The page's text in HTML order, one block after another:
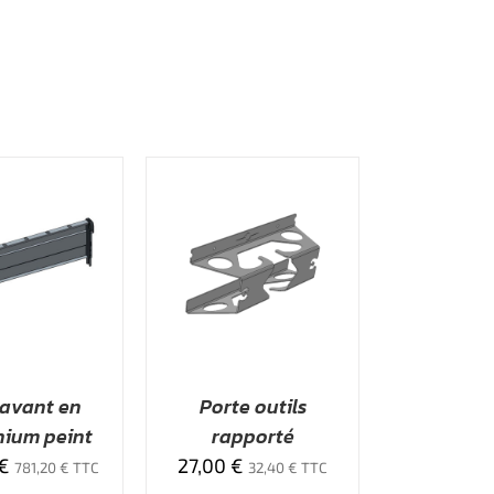
en
peint
781,20€ TTC
AU DEVIS
/
APERÇU
Porte outils
rapporté
27,00 € 32,40€ TTC